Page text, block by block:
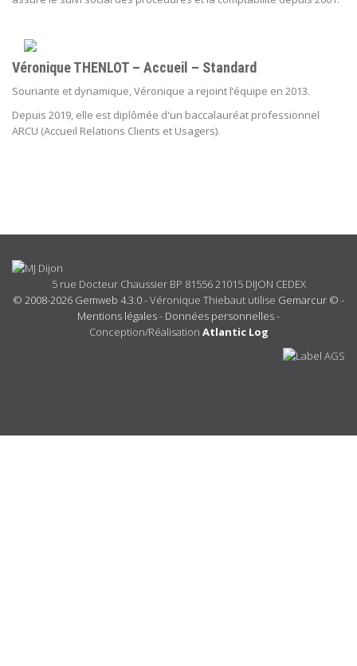
Véronique THENLOT – Accueil – Standard
Souriante et dynamique, Véronique a rejoint l’équipe en 2013.
Depuis 2019, elle est diplômée d'un baccalauréat professionnel
ARCU (Accueil Relations Clients et Usagers).
5 rue Docteur Chaussier BP 81556 21015 DIJON CEDEX
© 2008-2026 Gemweb 4.3.0- Véronique Thiebaut utilise Gemarcur © -
Mentions légales- Données personnelles-
Conception/Réalisation Atlantic Log